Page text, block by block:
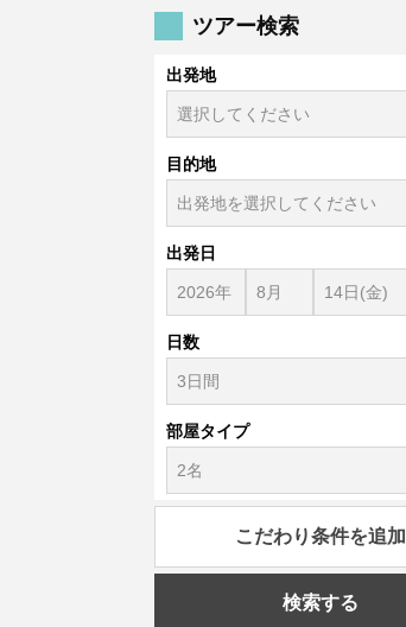
ツアー検索
出発地
目的地
出発日
日数
部屋タイプ
こだわり条件を追加
検索する